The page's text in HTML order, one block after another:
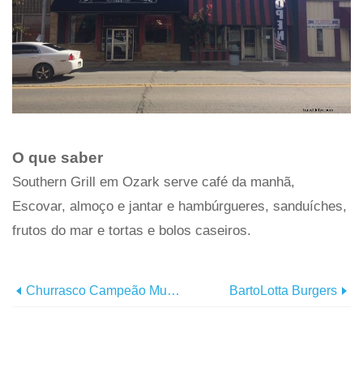
O que saber
Southern Grill em Ozark serve café da manhã,
Escovar, almoço e jantar e hambúrgueres, sanduíches,
frutos do mar e tortas e bolos caseiros.
Churrasco Campeão Mundial Do Whole Hog Cafe BartoLotta Burgers